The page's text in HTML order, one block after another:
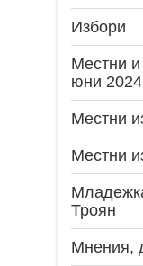
Избори
Местни и
юни 2024
Местни
Местни
Троян
Мнения,